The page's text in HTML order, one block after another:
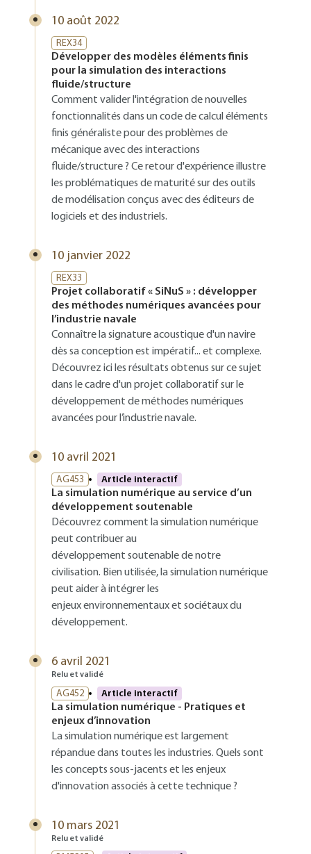
10 août 2022
REX34
Développer des modèles éléments finis
pour la simulation des interactions
fluide/structure
Comment valider l'intégration de nouvelles
fonctionnalités dans un code de calcul éléments
finis généraliste pour des problèmes de
mécanique avec des interactions
fluide/structure ? Ce retour d'expérience illustre
les problématiques de maturité sur des outils
de modélisation conçus avec des éditeurs de
logiciels et des industriels.
10 janvier 2022
REX33
Projet collaboratif « SiNuS » : développer
des méthodes numériques avancées pour
l’industrie navale
Connaître la signature acoustique d'un navire
dès sa conception est impératif... et complexe.
Découvrez ici les résultats obtenus sur ce sujet
dans le cadre d'un projet collaboratif sur le
développement de méthodes numériques
avancées pour l’industrie navale.
10 avril 2021
AG453 Article interactif
La simulation numérique au service d’un
développement soutenable
Découvrez comment la simulation numérique
peut contribuer au
développement soutenable de notre
civilisation. Bien utilisée, la simulation numérique
peut aider à intégrer les
enjeux environnementaux et sociétaux du
développement.
6 avril 2021
Relu et validé
AG452 Article interactif
La simulation numérique - Pratiques et
enjeux d’innovation
La simulation numérique est largement
répandue dans toutes les industries. Quels sont
les concepts sous-jacents et les enjeux
d'innovation associés à cette technique ?
10 mars 2021
Relu et validé